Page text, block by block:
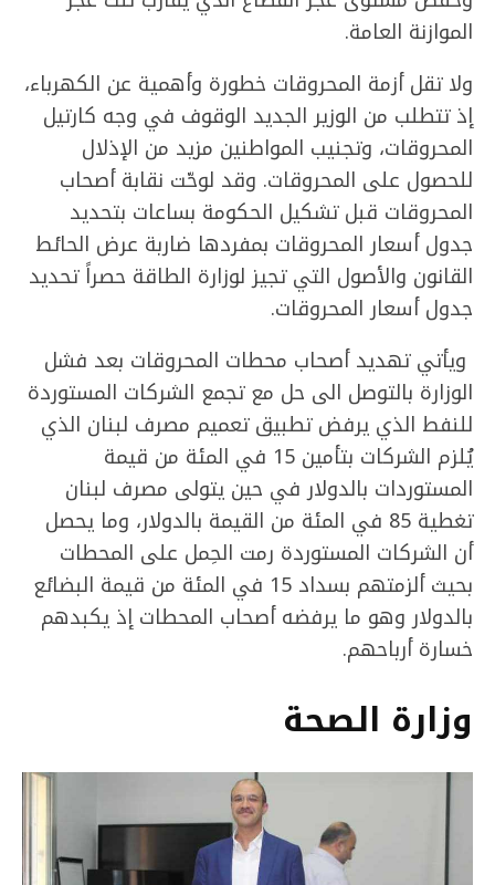
الموازنة العامة.
ولا تقل أزمة المحروقات خطورة وأهمية عن الكهرباء،
إذ تتطلب من الوزير الجديد الوقوف في وجه كارتيل
المحروقات، وتجنيب المواطنين مزيد من الإذلال
للحصول على المحروقات. وقد لوحّت نقابة أصحاب
المحروقات قبل تشكيل الحكومة بساعات بتحديد
جدول أسعار المحروقات بمفردها ضاربة عرض الحائط
القانون والأصول التي تجيز لوزارة الطاقة حصراً تحديد
جدول أسعار المحروقات.
ويأتي تهديد أصحاب محطات المحروقات بعد فشل
الوزارة بالتوصل الى حل مع تجمع الشركات المستوردة
للنفط الذي يرفض تطبيق تعميم مصرف لبنان الذي
يُلزم الشركات بتأمين 15 في المئة من قيمة
المستوردات بالدولار في حين يتولى مصرف لبنان
تغطية 85 في المئة من القيمة بالدولار، وما يحصل
أن الشركات المستوردة رمت الحِمل على المحطات
بحيث ألزمتهم بسداد 15 في المئة من قيمة البضائع
بالدولار وهو ما يرفضه أصحاب المحطات إذ يكبدهم
خسارة أرباحهم.
وزارة الصحة